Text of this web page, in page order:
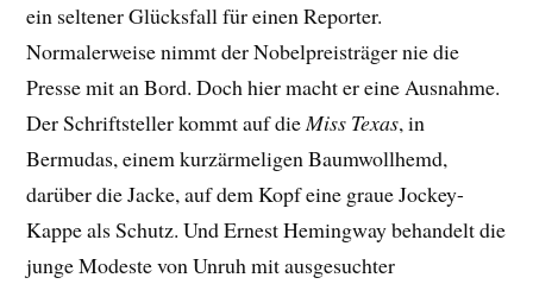
ein seltener Glücksfall für einen Reporter.
Normalerweise nimmt der Nobelpreisträger nie die
Presse mit an Bord. Doch hier macht er eine Ausnahme.
Der Schriftsteller kommt auf dieMiss Texas, in
Bermudas, einem kurzärmeligen Baumwollhemd,
darüber die Jacke, auf dem Kopf eine graue Jockey-
Kappe als Schutz. Und Ernest Hemingway behandelt die
junge Modeste von Unruh mit ausgesuchter